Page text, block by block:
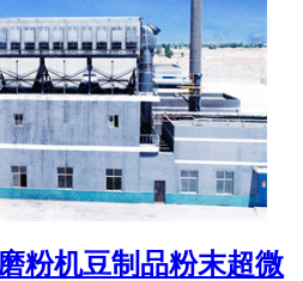
粉机豆制品粉末超微